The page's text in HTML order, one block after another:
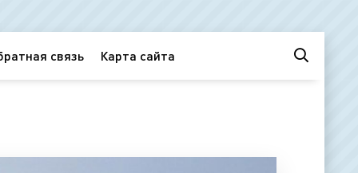
связь Карта сайта